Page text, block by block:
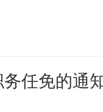
任免的通